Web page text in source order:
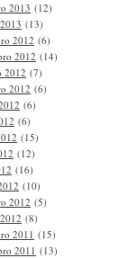
2013 (12)
(13)
2012 (6)
2012 (14)
2012 (7)
2012 (6)
(6)
(6)
(15)
(12)
(16)
(10)
2012 (5)
(8)
2011 (15)
2011 (13)